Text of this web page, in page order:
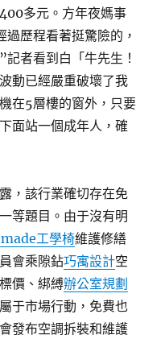
多元。方年夜媽事
歷程看著挺驚險的，
者看到白「牛先生！
動已經嚴重破壞了我
在5層樓的窗外，只要
面站一個成年人，確
，該行業確切存在免
等題目。由于沒有明
工學椅維護修繕
會乘隙鉆巧寓設計空
價、綁縛辦公室規劃
于市場行動，免費也
發布空調拆裝和維護